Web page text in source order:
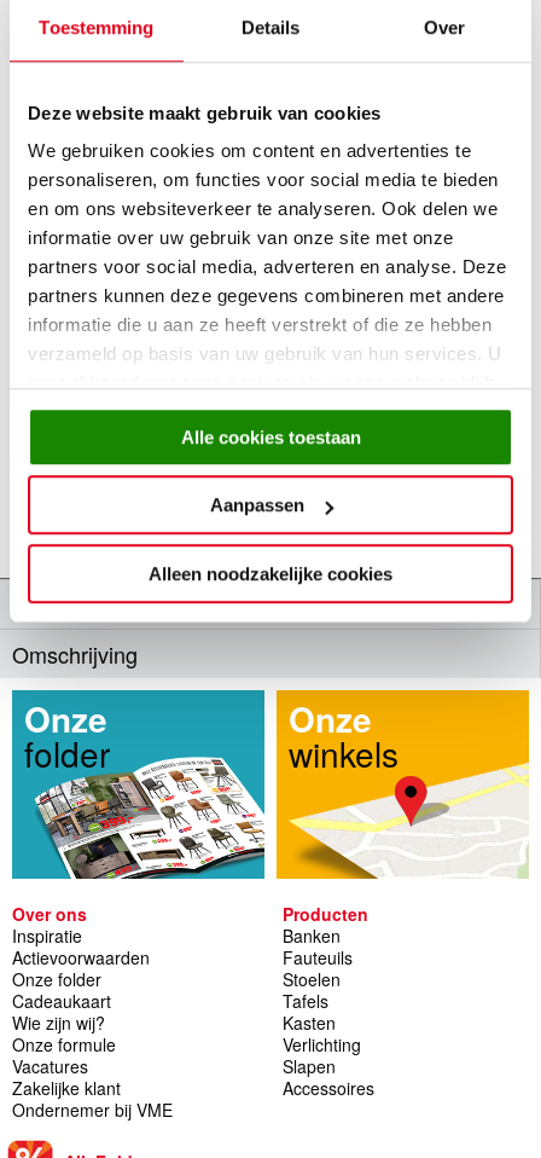
Toestemming Details Over
Deze website maakt gebruik van cookies
We gebruiken cookies om content en advertenties te
personaliseren, om functies voor social media te bieden
en om ons websiteverkeer te analyseren. Ook delen we
informatie over uw gebruik van onze site met onze
partners voor social media, adverteren en analyse. Deze
partners kunnen deze gegevens combineren met andere
informatie die u aan ze heeft verstrekt of die ze hebben
verzameld op basis van uw gebruik van hun services. U
gebruiken.
Alle cookies toestaan
Aanpassen
Alleen noodzakelijke cookies
Aantal:
15,99
In winkelmandje Reserveer
Wil je het artikel zelf ervaren of direct meenemen?
Bekijk hier onze actuele winkelvoorraad
Bekijk actuele winkelvoorraad
Specificaties
Omschrijving
Onze
winkels
Onze
folder
Over ons
Inspiratie
Actievoorwaarden
Onze folder
Cadeaukaart
Wie zijn wij?
Onze formule
Vacatures
Zakelijke klant
Ondernemer bij VME
Producten
Banken
Fauteuils
Stoelen
Tafels
Kasten
Verlichting
Slapen
Accessoires